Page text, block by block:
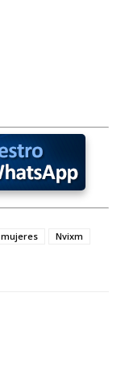
mujeres
Nvixm